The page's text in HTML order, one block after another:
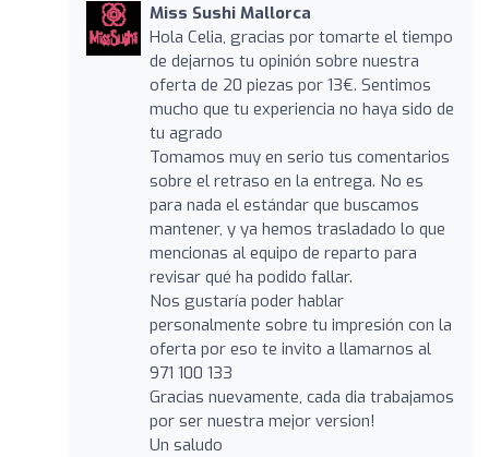
Miss Sushi Mallorca
Hola Celia, gracias por tomarte el tiempo
de dejarnos tu opinión sobre nuestra
oferta de 20 piezas por 13€. Sentimos
mucho que tu experiencia no haya sido de
tu agrado
Tomamos muy en serio tus comentarios
sobre el retraso en la entrega. No es
para nada el estándar que buscamos
mantener, y ya hemos trasladado lo que
mencionas al equipo de reparto para
revisar qué ha podido fallar.
Nos gustaría poder hablar
personalmente sobre tu impresión con la
oferta por eso te invito a llamarnos al
971 100 133
Gracias nuevamente, cada dia trabajamos
por ser nuestra mejor version!
Un saludo